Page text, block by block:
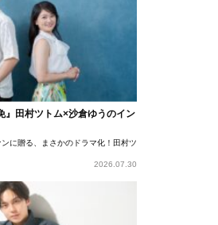
』田村ツトム×沙倉ゆうのイン
ンに贈る、まさかのドラマ化！田村ツトム×沙倉ゆうのが語
2026.07.30